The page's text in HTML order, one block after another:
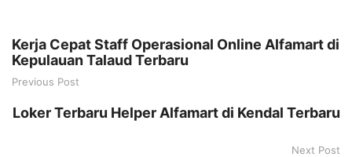
Kerja Cepat Staff Operasional Online Alfamart di
Kepulauan Talaud Terbaru
Previous Post
Loker Terbaru Helper Alfamart di Kendal Terbaru
Next Post